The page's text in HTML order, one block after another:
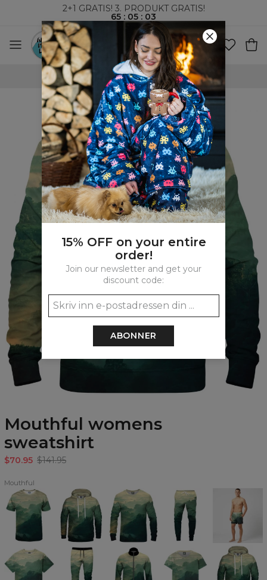
2+1 GRATIS! 3. PRODUKT GRATIS!
65 : 05 : 02
VERDENSOMSPENNENDE FRAKT
Mouthful womens
sweatshirt
$70.95 $141.95
Mouthful
Mouthful
T-
shirt
Mouthful
Hoodie
Mouthful
Sweatshirt
Mouthful
sweatpants
Mouthful
shorts
Mouthful
Oversize
T-
shirt
Mouthful
track
pants
Mouthful
track
jacket
Mouthful
womens
t-
Mouthful
womens
hoodie
15% OFF on your entire
order!
Join our newsletter and get your
discount code:
ABONNER